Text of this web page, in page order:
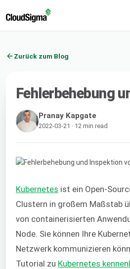
Zurück zum Blog
Fehlerbehebung
Pranay Kapgate
2022-03-21 · 12 min read
Kubernetes ist ein Open-
Clustern in großem Maßstab
von containerisierten
Node. Sie können Ihre
Netzwerk kommunizieren
Tutorial zu Kubernetes